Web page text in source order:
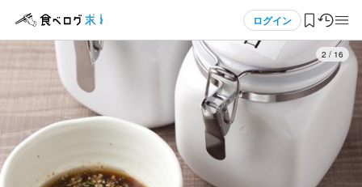
ログイン
ログイン・無料会員登録
食べログ求人TOP
求人検索
3 / 16
アルバイト・パート 博多焼肉 玄風館 龍
ホールスタッフ・サービススタッフ
ホールスタッフ・サービススタッフ
時給1,400円〜1,600円
応募画面へ進む